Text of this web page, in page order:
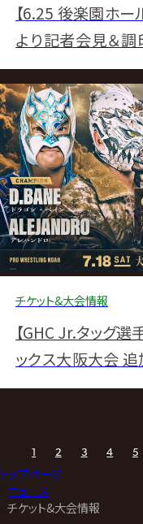
【6.25 後楽園ホ
より記者会見＆調
無料生中継！
チケット&大会情報
【GHC Jr.タッグ選
ックス大阪大会 追
せ
1 2 3 4 5
トップページ
ニュース
チケット&大会情報